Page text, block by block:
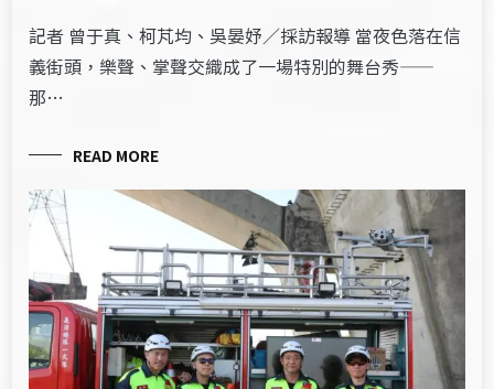
記者 曾于真、柯芃均、吳晏妤／採訪報導 當夜色落在信
義街頭，樂聲、掌聲交織成了一場特別的舞台秀——
那…
READ MORE